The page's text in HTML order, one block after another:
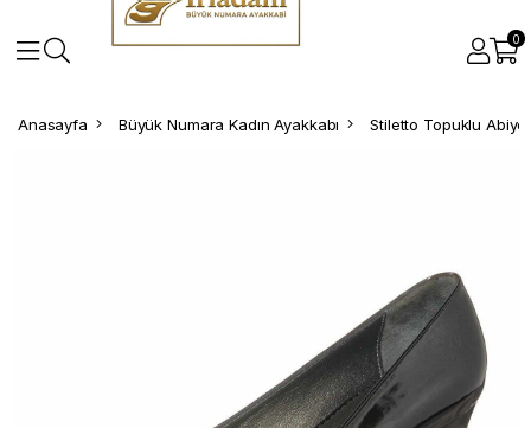
0
Anasayfa Büyük Numara Kadın Ayakkabı Stiletto Topuklu Abiye